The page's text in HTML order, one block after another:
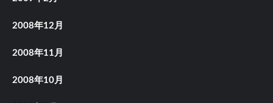
2008年12月
2008年11月
2008年10月